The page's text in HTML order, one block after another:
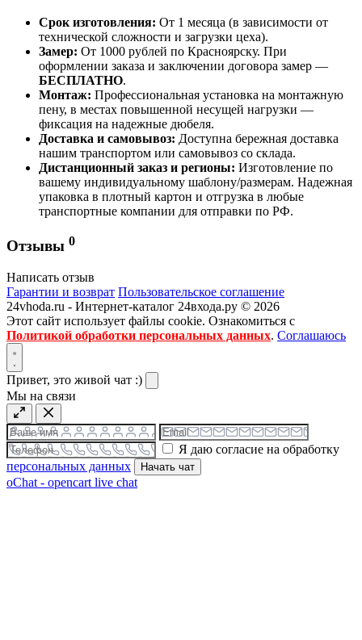
Срок изготовления: От 1 месяца (в зависимости от
технической сложности и загрузки цеха).
Замер: От 1000 рублей по Красноярску. При
оформлении заказа и заключении договора замер —
БЕСПЛАТНО.
Монтаж: Профессиональная установка на монтажную
пену, в местах повышенной несущей нагрузки —
фиксация на надежные дюбеля.
Доставка и самовывоз: Доступна бережная доставка
нашим транспортом или самовывоз со склада.
Дистанционный заказ и регионы: Изготовление по
вашему индивидуальному шаблону/размерам. Надежная
упаковка в плотный картон и отгрузка в любые
транспортные компании для отправки по РФ.
Отзывы 0
Написать отзыв
Гарантии и возврат Пользовательское соглашение
24vhoda.ru - Интернет-каталог 24входа.ру © 2026
Этот сайт использует файлы cookie. Ознакомиться с
Политикой обработки персональных данных. Соглашаюсь
Привет, это живой чат :)
Мы на связи
Я даю согласие на обработку
персональных данных
Начать чат
oChat - opencart live chat